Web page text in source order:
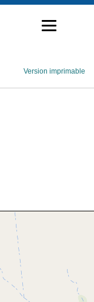
Version imprimable